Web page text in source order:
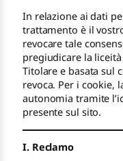
In relazione ai dati
trattamento è il
revocare tale
pregiudicare la
Titolare e basata sul
revoca. Per i cookie,
autonomia tramite
presente sul sito.
I. Reclamo